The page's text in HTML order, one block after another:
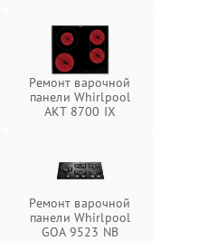
Ремонт варочной
панели Whirlpool
AKT 8700 IX
Ремонт варочной
панели Whirlpool
GOA 9523 NB